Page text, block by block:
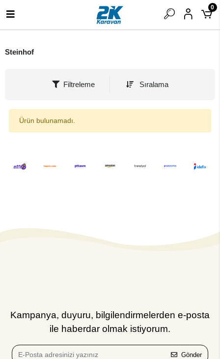
0
Steinhof
Filtreleme Sıralama
Ürün bulunamadı.
Kampanya, duyuru, bilgilendirmelerden e-posta
ile haberdar olmak istiyorum.
Gönder